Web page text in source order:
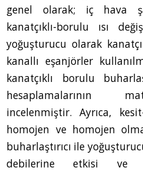
genel olarak; iç hava
kanatçıklı-borulu ısı
yoğuşturucu olarak
kanallı eşanjörler
kanatçıklı borulu
hesaplamalarının
incelenmiştir. Ayrıca,
homojen ve homojen
buharlaştırıcı ile
debilerine etkisi ve